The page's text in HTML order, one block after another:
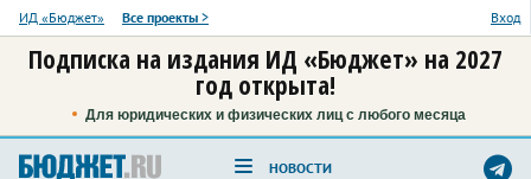
ИД «Бюджет» Все проекты > Вход
Подписка на издания ИД «Бюджет» на 2027
год открыта!
Для юридических и физических лиц с любого месяца
НОВОСТИ